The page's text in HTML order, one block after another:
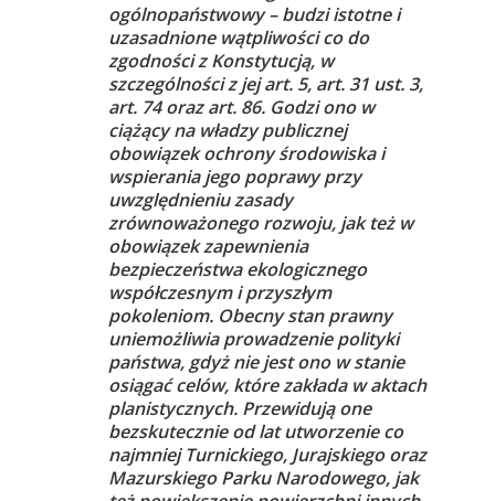
ogólnopaństwowy – budzi istotne i
uzasadnione wątpliwości co do
zgodności z Konstytucją, w
szczególności z jej art. 5, art. 31 ust. 3,
art. 74 oraz art. 86. Godzi ono w
ciążący na władzy publicznej
obowiązek ochrony środowiska i
wspierania jego poprawy przy
uwzględnieniu zasady
zrównoważonego rozwoju, jak też w
obowiązek zapewnienia
bezpieczeństwa ekologicznego
współczesnym i przyszłym
pokoleniom. Obecny stan prawny
uniemożliwia prowadzenie polityki
państwa, gdyż nie jest ono w stanie
osiągać celów, które zakłada w aktach
planistycznych. Przewidują one
bezskutecznie od lat utworzenie co
najmniej Turnickiego, Jurajskiego oraz
Mazurskiego Parku Narodowego, jak